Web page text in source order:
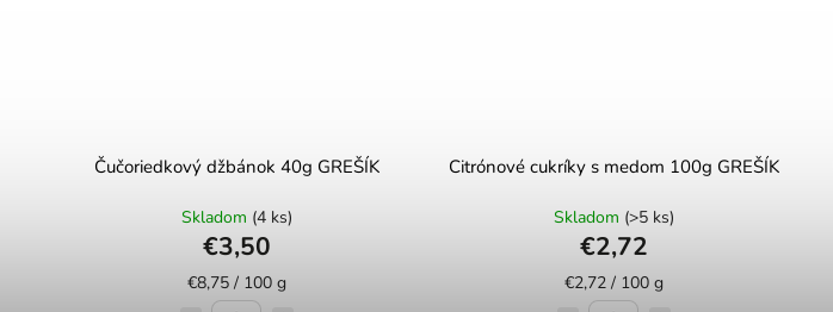
Čučoriedkový džbánok 40g GREŠÍK
Skladom (4 ks)
€3,50
€8,75 / 100 g
Citrónové cukríky s medom 100g GREŠÍK
Skladom (>5 ks)
€2,72
€2,72 / 100 g